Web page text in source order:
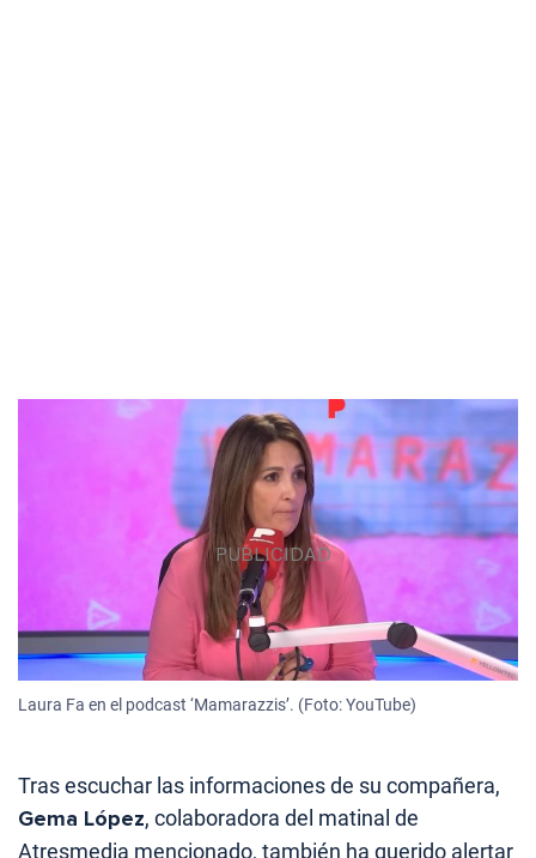
Laura Fa en el podcast ‘Mamarazzis’. (Foto: YouTube)
Tras escuchar las informaciones de su compañera,
Gema López, colaboradora del matinal de
Atresmedia mencionado, también ha querido alertar